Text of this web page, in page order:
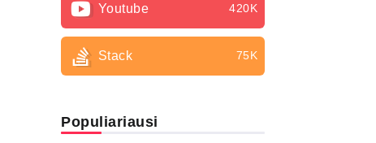
Youtube 420K
Stack 75K
Populiariausi